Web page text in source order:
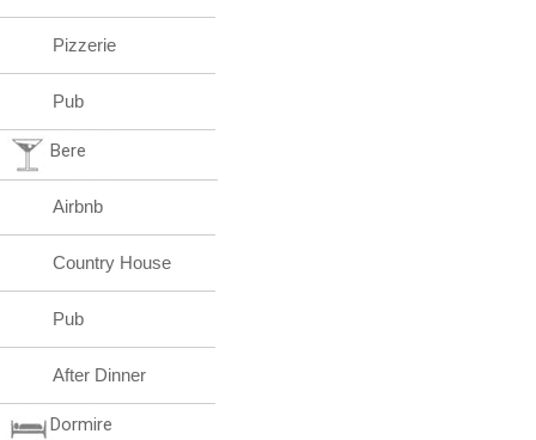
Pizzerie
Pub
Bere
Airbnb
Country House
Pub
After Dinner
Dormire